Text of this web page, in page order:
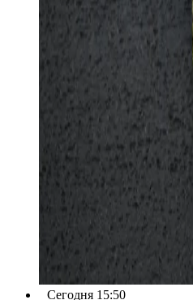
Сегодня 15:50